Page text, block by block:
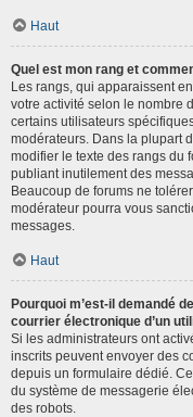
Haut
Quel est mon rang et
Les rangs, qui apparaissent
votre activité selon le nombre
certains utilisateurs
modérateurs. Dans la plupart
modifier le texte des rangs du
publiant inutilement des
Beaucoup de forums ne
modérateur pourra vous
messages.
Haut
Pourquoi m’est-il demandé
courrier électronique d’un
Si les administrateurs ont
inscrits peuvent envoyer des
depuis un formulaire dédié.
du système de messagerie
des robots.